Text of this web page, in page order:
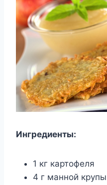
Ингредиенты:
1 кг картофеля
4 г манной крупы